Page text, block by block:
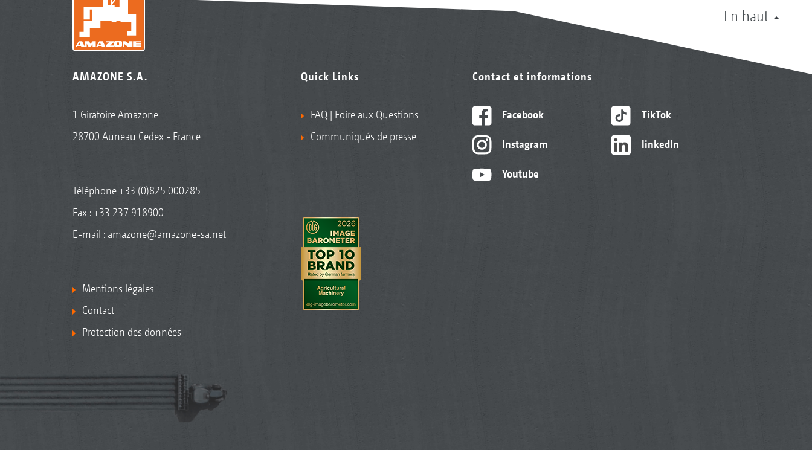
En haut
AMAZONE S.A.
1 Giratoire Amazone
28700 Auneau Cedex - France
Téléphone+33 (0)825 000285
Fax : +33 237 918900
E-mail : amazone@amazone-sa.net
Mentions légales
Contact
Protection des données
Quick Links
FAQ | Foire aux Questions
Communiqués de presse
Contact et informations
Facebook
Instagram
Youtube
TikTok
linkedIn